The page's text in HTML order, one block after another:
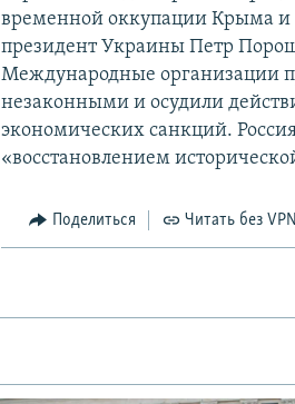
временной оккупации Крыма и
президент Украины Петр
Международные организации
незаконными и осудили
экономических санкций.
«восстановлением
Поделиться Читать без VPN